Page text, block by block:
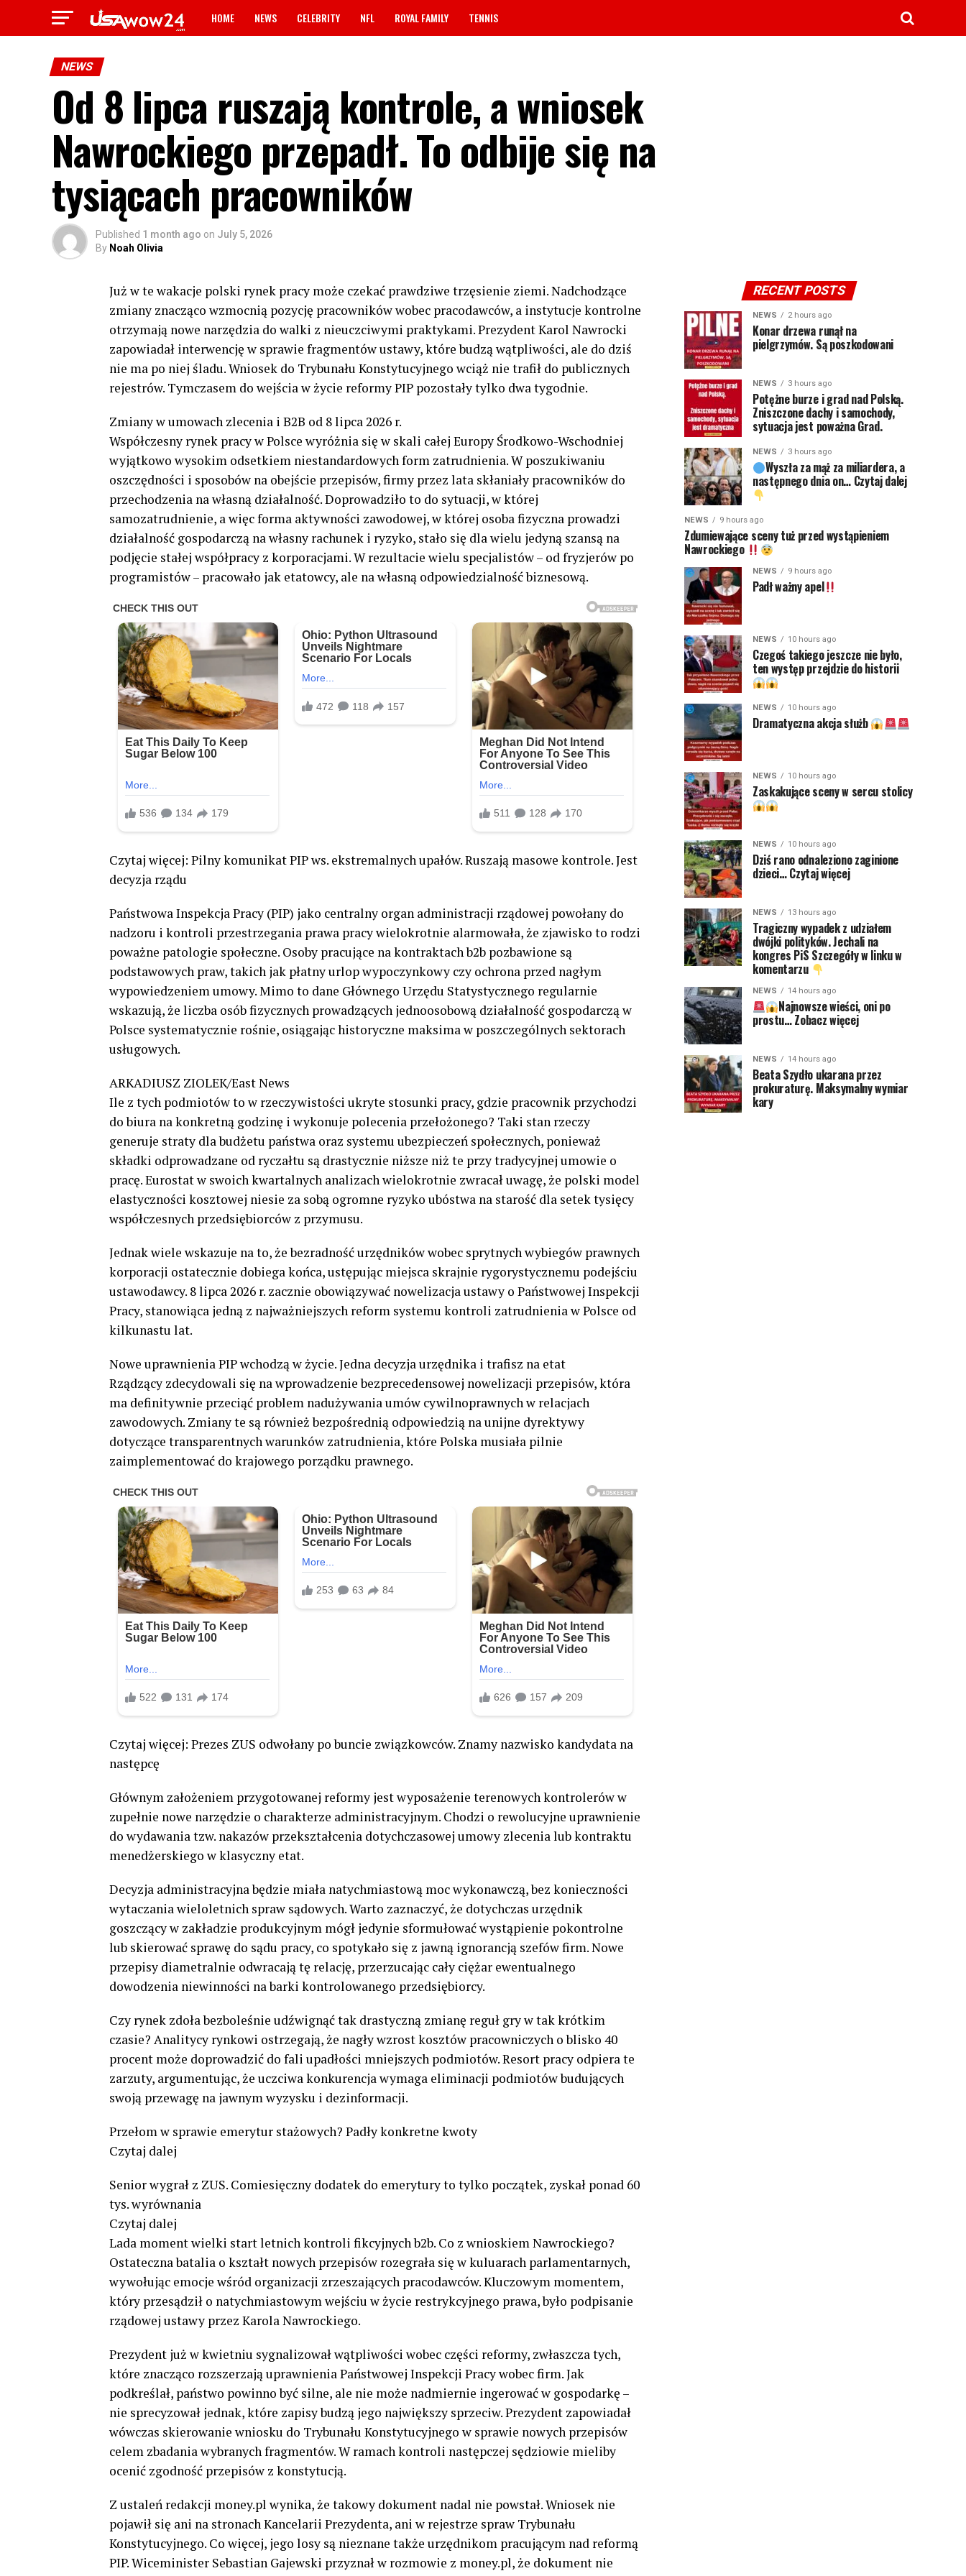
HOME NEWS CELEBRITY NFL ROYAL FAMILY TENNIS
NEWS
Od 8 lipca ruszają kontrole, a wniosek
Nawrockiego przepadł. To odbije się na
tysiącach pracowników
Published 1 month ago on July 5, 2026
By Noah Olivia
Już w te wakacje polski rynek pracy może czekać prawdziwe trzęsienie ziemi. Nadchodzące
zmiany znacząco wzmocnią pozycję pracowników wobec pracodawców, a instytucje kontrolne
otrzymają nowe narzędzia do walki z nieuczciwymi praktykami. Prezydent Karol Nawrocki
zapowiadał interwencję w sprawie fragmentów ustawy, które budzą wątpliwości, ale do dziś
nie ma po niej śladu. Wniosek do Trybunału Konstytucyjnego wciąż nie trafił do publicznych
rejestrów. Tymczasem do wejścia w życie reformy PIP pozostały tylko dwa tygodnie.
Zmiany w umowach zlecenia i B2B od 8 lipca 2026 r.
Współczesny rynek pracy w Polsce wyróżnia się w skali całej Europy Środkowo-Wschodniej
wyjątkowo wysokim odsetkiem niestandardowych form zatrudnienia. W poszukiwaniu
oszczędności i sposobów na obejście przepisów, firmy przez lata skłaniały pracowników do
przechodzenia na własną działalność. Doprowadziło to do sytuacji, w której
samozatrudnienie, a więc forma aktywności zawodowej, w której osoba fizyczna prowadzi
działalność gospodarczą na własny rachunek i ryzyko, stało się dla wielu jedyną szansą na
podjęcie stałej współpracy z korporacjami. W rezultacie wielu specjalistów – od fryzjerów po
programistów – pracowało jak etatowcy, ale na własną odpowiedzialność biznesową.
Czytaj więcej: Pilny komunikat PIP ws. ekstremalnych upałów. Ruszają masowe kontrole. Jest
decyzja rządu
Państwowa Inspekcja Pracy (PIP) jako centralny organ administracji rządowej powołany do
nadzoru i kontroli przestrzegania prawa pracy wielokrotnie alarmowała, że zjawisko to rodzi
poważne patologie społeczne. Osoby pracujące na kontraktach b2b pozbawione są
podstawowych praw, takich jak płatny urlop wypoczynkowy czy ochrona przed nagłym
wypowiedzeniem umowy. Mimo to dane Głównego Urzędu Statystycznego regularnie
wskazują, że liczba osób fizycznych prowadzących jednoosobową działalność gospodarczą w
Polsce systematycznie rośnie, osiągając historyczne maksima w poszczególnych sektorach
usługowych.
ARKADIUSZ ZIOLEK/East News
Ile z tych podmiotów to w rzeczywistości ukryte stosunki pracy, gdzie pracownik przychodzi
do biura na konkretną godzinę i wykonuje polecenia przełożonego? Taki stan rzeczy
generuje straty dla budżetu państwa oraz systemu ubezpieczeń społecznych, ponieważ
składki odprowadzane od ryczałtu są drastycznie niższe niż te przy tradycyjnej umowie o
pracę. Eurostat w swoich kwartalnych analizach wielokrotnie zwracał uwagę, że polski model
elastyczności kosztowej niesie za sobą ogromne ryzyko ubóstwa na starość dla setek tysięcy
współczesnych przedsiębiorców z przymusu.
Jednak wiele wskazuje na to, że bezradność urzędników wobec sprytnych wybiegów prawnych
korporacji ostatecznie dobiega końca, ustępując miejsca skrajnie rygorystycznemu podejściu
ustawodawcy. 8 lipca 2026 r. zacznie obowiązywać nowelizacja ustawy o Państwowej Inspekcji
Pracy, stanowiąca jedną z najważniejszych reform systemu kontroli zatrudnienia w Polsce od
kilkunastu lat.
Nowe uprawnienia PIP wchodzą w życie. Jedna decyzja urzędnika i trafisz na etat
Rządzący zdecydowali się na wprowadzenie bezprecedensowej nowelizacji przepisów, która
ma definitywnie przeciąć problem nadużywania umów cywilnoprawnych w relacjach
zawodowych. Zmiany te są również bezpośrednią odpowiedzią na unijne dyrektywy
dotyczące transparentnych warunków zatrudnienia, które Polska musiała pilnie
zaimplementować do krajowego porządku prawnego.
Czytaj więcej: Prezes ZUS odwołany po buncie związkowców. Znamy nazwisko kandydata na
następcę
Głównym założeniem przygotowanej reformy jest wyposażenie terenowych kontrolerów w
zupełnie nowe narzędzie o charakterze administracyjnym. Chodzi o rewolucyjne uprawnienie
do wydawania tzw. nakazów przekształcenia dotychczasowej umowy zlecenia lub kontraktu
menedżerskiego w klasyczny etat.
Decyzja administracyjna będzie miała natychmiastową moc wykonawczą, bez konieczności
wytaczania wieloletnich spraw sądowych. Warto zaznaczyć, że dotychczas urzędnik
goszczący w zakładzie produkcyjnym mógł jedynie sformułować wystąpienie pokontrolne
lub skierować sprawę do sądu pracy, co spotykało się z jawną ignorancją szefów firm. Nowe
przepisy diametralnie odwracają tę relację, przerzucając cały ciężar ewentualnego
dowodzenia niewinności na barki kontrolowanego przedsiębiorcy.
Czy rynek zdoła bezboleśnie udźwignąć tak drastyczną zmianę reguł gry w tak krótkim
czasie? Analitycy rynkowi ostrzegają, że nagły wzrost kosztów pracowniczych o blisko 40
procent może doprowadzić do fali upadłości mniejszych podmiotów. Resort pracy odpiera te
zarzuty, argumentując, że uczciwa konkurencja wymaga eliminacji podmiotów budujących
swoją przewagę na jawnym wyzysku i dezinformacji.
Przełom w sprawie emerytur stażowych? Padły konkretne kwoty
Czytaj dalej
Senior wygrał z ZUS. Comiesięczny dodatek do emerytury to tylko początek, zyskał ponad 60
tys. wyrównania
Czytaj dalej
Lada moment wielki start letnich kontroli fikcyjnych b2b. Co z wnioskiem Nawrockiego?
Ostateczna batalia o kształt nowych przepisów rozegrała się w kuluarach parlamentarnych,
wywołując emocje wśród organizacji zrzeszających pracodawców. Kluczowym momentem,
który przesądził o natychmiastowym wejściu w życie restrykcyjnego prawa, było podpisanie
rządowej ustawy przez Karola Nawrockiego.
Prezydent już w kwietniu sygnalizował wątpliwości wobec części reformy, zwłaszcza tych,
które znacząco rozszerzają uprawnienia Państwowej Inspekcji Pracy wobec firm. Jak
podkreślał, państwo powinno być silne, ale nie może nadmiernie ingerować w gospodarkę –
nie sprecyzował jednak, które zapisy budzą jego największy sprzeciw. Prezydent zapowiadał
wówczas skierowanie wniosku do Trybunału Konstytucyjnego w sprawie nowych przepisów
celem zbadania wybranych fragmentów. W ramach kontroli następczej sędziowie mieliby
ocenić zgodność przepisów z konstytucją.
Z ustaleń redakcji money.pl wynika, że takowy dokument nadal nie powstał. Wniosek nie
pojawił się ani na stronach Kancelarii Prezydenta, ani w rejestrze spraw Trybunału
Konstytucyjnego. Co więcej, jego losy są nieznane także urzędnikom pracującym nad reformą
PIP. Wiceminister Sebastian Gajewski przyznał w rozmowie z money.pl, że dokument nie
RECENT POSTS
NEWS 2 hours ago
Konar drzewa runął na
pielgrzymów. Są poszkodowani
NEWS 3 hours ago
Potężne burze i grad nad Polską.
Zniszczone dachy i samochody,
sytuacja jest poważna Grad.
NEWS 3 hours ago
Wyszła za mąż za miliardera, a
następnego dnia on… Czytaj dalej
NEWS 9 hours ago
Zdumiewające sceny tuż przed wystąpieniem
Nawrockiego
NEWS 9 hours ago
Padł ważny apel
NEWS 10 hours ago
Czegoś takiego jeszcze nie było,
ten występ przejdzie do historii
NEWS 10 hours ago
Dramatyczna akcja służb
NEWS 10 hours ago
Zaskakujące sceny w sercu stolicy
NEWS 10 hours ago
Dziś rano odnaleziono zaginione
dzieci… Czytaj więcej
NEWS 13 hours ago
Tragiczny wypadek z udziałem
dwójki polityków. Jechali na
kongres PiS Szczegóły w linku w
komentarzu
NEWS 14 hours ago
Najnowsze wieści, oni po
prostu… Zobacz więcej
NEWS 14 hours ago
Beata Szydło ukarana przez
prokuraturę. Maksymalny wymiar
kary